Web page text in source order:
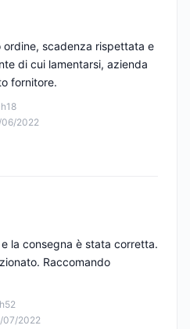
06/2022
ordine, scadenza rispettata e
di cui lamentarsi, azienda
fornitore.
07/2022
la consegna è stata corretta.
Raccomando